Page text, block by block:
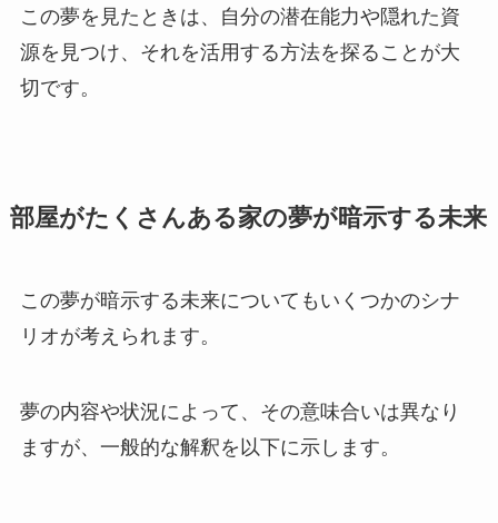
この夢を見たときは、自分の潜在能力や隠れた資
源を見つけ、それを活用する方法を探ることが大
切です。
部屋がたくさんある家の夢が暗示する未来
この夢が暗示する未来についてもいくつかのシナ
リオが考えられます。
夢の内容や状況によって、その意味合いは異なり
ますが、一般的な解釈を以下に示します。